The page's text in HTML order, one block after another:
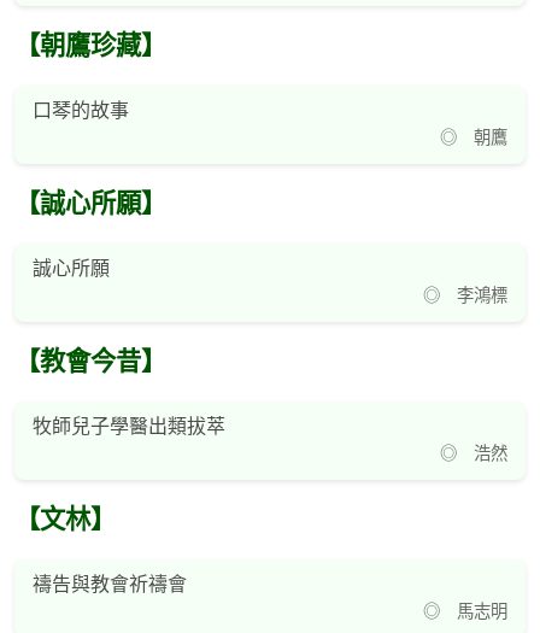
【朝鷹珍藏】
口琴的故事
◎ 朝鷹
【誠心所願】
誠心所願
◎ 李鴻標
【教會今昔】
牧師兒子學醫出類拔萃
◎ 浩然
【文林】
禱告與教會祈禱會
◎ 馬志明